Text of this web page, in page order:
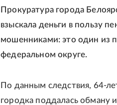
Прокуратура города
взыскала деньги в пользу
мошенниками: это один из
федеральном округе.
По данным следствия, 64-
городка поддалась обману